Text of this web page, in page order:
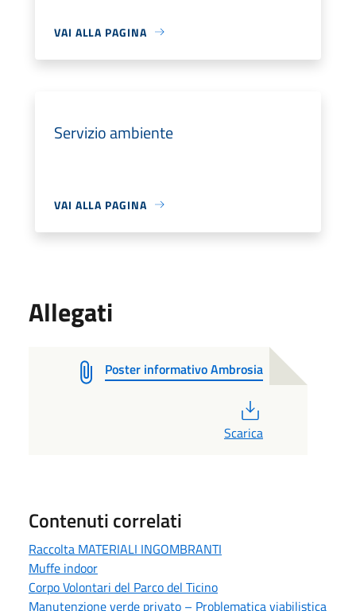
VAI ALLA PAGINA
Servizio ambiente
VAI ALLA PAGINA
Allegati
Poster informativo Ambrosia
Scarica
Contenuti correlati
Raccolta MATERIALI INGOMBRANTI
Muffe indoor
Corpo Volontari del Parco del Ticino
Manutenzione verde privato – Problematica viabilistica